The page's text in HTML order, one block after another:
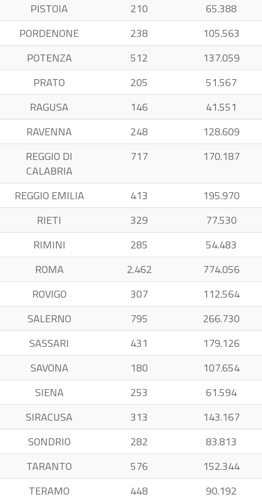
PISTOIA
210
65.388
PORDENONE
238
105.563
POTENZA
512
137.059
PRATO
205
51.567
RAGUSA
146
41.551
RAVENNA
248
128.609
REGGIO DI
CALABRIA
717 170.187
REGGIO EMILIA 413
195.970
RIETI
329
77.530
RIMINI
285
54.483
ROMA
2.462
774.056
ROVIGO
307
112.564
SALERNO
795
266.730
SASSARI
431
179.126
SAVONA
180
107.654
SIENA
253
61.594
SIRACUSA
313
143.167
SONDRIO
282
83.813
TARANTO
576
152.344
TERAMO
448
90.192